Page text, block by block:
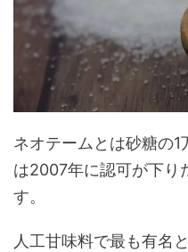
ネオテームとは砂糖の
は2007年に認可が下り
す。
人工甘味料で最も有名